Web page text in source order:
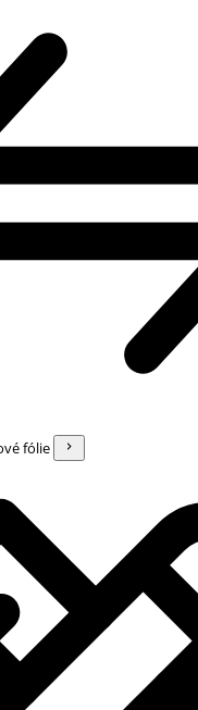
fólie